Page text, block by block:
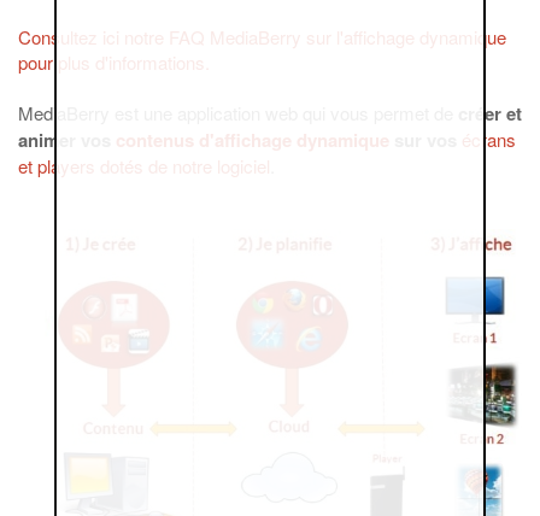
Consultez ici notre FAQ MediaBerry sur l'affichage dynamique
pour plus d'informations.
MediaBerry est une application web qui vous permet de
créer et
animer vos contenus d'affichage dynamique
écrans
et players dotés de notre logiciel